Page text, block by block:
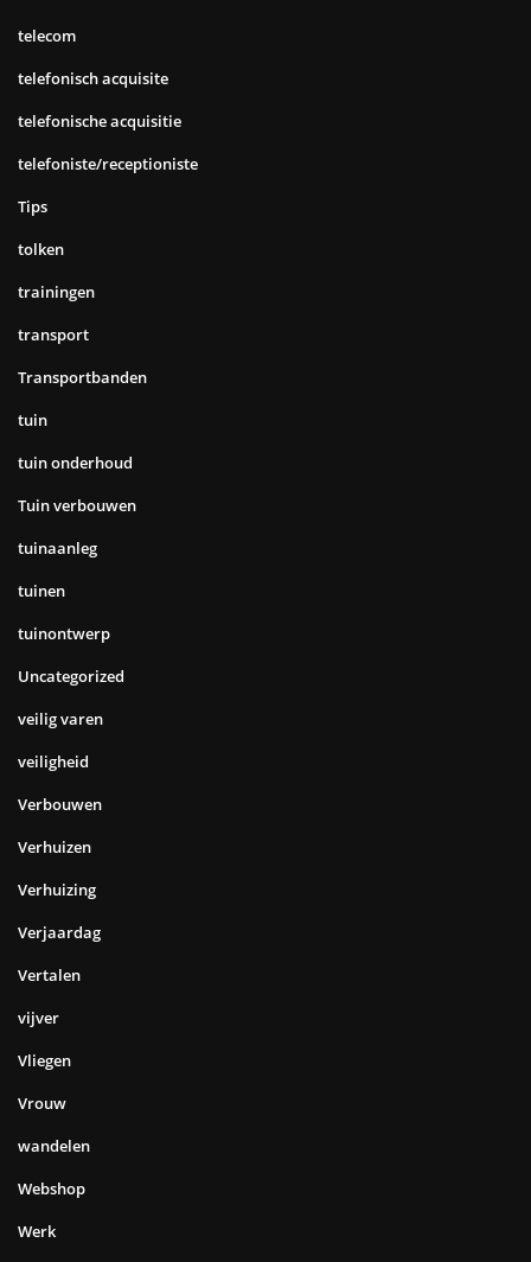
telecom
telefonisch acquisite
telefonische acquisitie
telefoniste/receptioniste
Tips
tolken
trainingen
transport
Transportbanden
tuin
tuin onderhoud
Tuin verbouwen
tuinaanleg
tuinen
tuinontwerp
Uncategorized
veilig varen
veiligheid
Verbouwen
Verhuizen
Verhuizing
Verjaardag
Vertalen
vijver
Vliegen
Vrouw
wandelen
Webshop
Werk